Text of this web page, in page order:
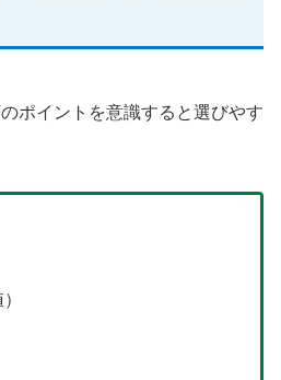
ポイントを意識すると選びやす